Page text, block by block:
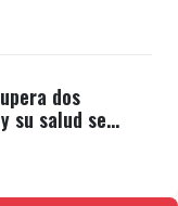
dos
su salud se